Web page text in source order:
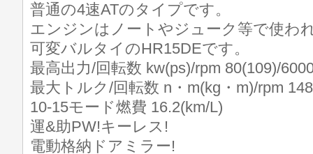
普通の4速ATのタイプです。
エンジンはノートやジューク等で使わ
可変バルタイのHR15DEです。
最高出力/回転数 kw(ps)/rpm 80(109)/
最大トルク/回転数 n・m(kg・m)/rpm
10-15モード燃費 16.2(km/L)
運&助PW!キーレス!
電動格納ドアミラー!